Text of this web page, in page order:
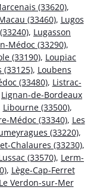
(33620),
(33460), Lugos
, Lugasson
Médoc (33290),
(33190), Loupiac
(33125), Loubens
(33480), Listrac-
Lignan-de-Bordeaux
Libourne (33500),
Médoc (33340), Les
(33220),
Chalaures (33230),
(33570), Lerm-
, Lège-Cap-Ferret
Le Verdon-sur-Mer